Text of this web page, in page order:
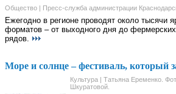
Общество | Пресс-служба администрации
Ежегодно в регионе проводят около тысячи
форматов – от выходного дня до
рядов.
Море и солнце – фестиваль, который
Культура | Татьяна Еременко.
Шкуратовой.